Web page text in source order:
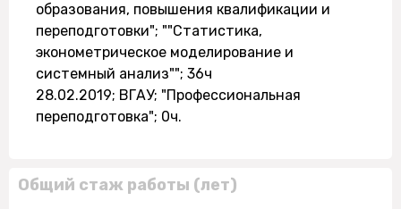
образования, повышения квалификации и
переподготовки"; ""Статистика,
эконометрическое моделирование и
системный анализ""; 36ч
28.02.2019; ВГАУ; "Профессиональная
переподготовка"; 0ч.
Общий стаж работы (лет)